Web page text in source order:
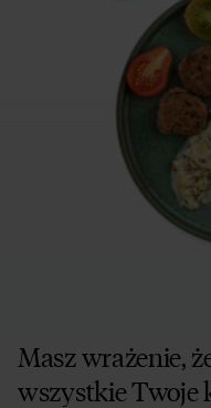
Masz wrażenie,
wszystkie Twoje